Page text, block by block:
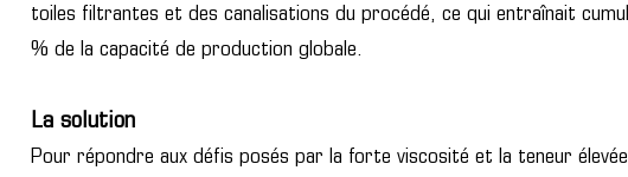
toiles filtrantes et des canalisations du procédé, ce qui entraînait
% de la capacité de production globale.
La solution
Pour répondre aux défis posés par la forte viscosité et la teneur